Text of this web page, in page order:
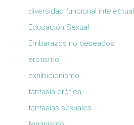
diversidad funcional intelectual
Educación Sexual
Embarazos no deseados
erotismo
exhibicionismo
fantasía erótica
fantasías sexuales